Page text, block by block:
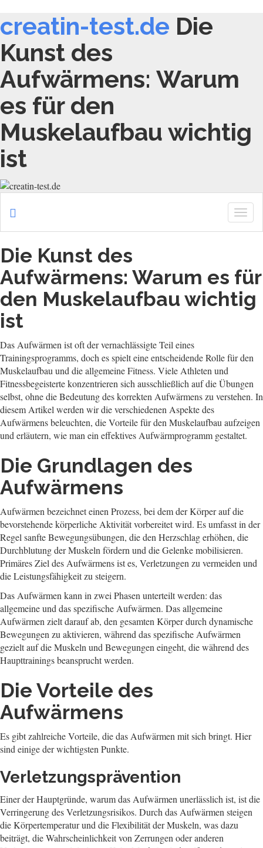
creatin-test.de Die
Kunst des
Aufwärmens: Warum
es für den
Muskelaufbau wichtig
ist
Die Kunst des
Aufwärmens: Warum es für
den Muskelaufbau wichtig
ist
Das Aufwärmen ist oft der vernachlässigte Teil eines
Trainingsprogramms, doch es spielt eine entscheidende Rolle für den
Muskelaufbau und die allgemeine Fitness. Viele Athleten und
Fitnessbegeisterte konzentrieren sich ausschließlich auf die Übungen
selbst, ohne die Bedeutung des korrekten Aufwärmens zu verstehen. In
diesem Artikel werden wir die verschiedenen Aspekte des
Aufwärmens beleuchten, die Vorteile für den Muskelaufbau aufzeigen
und erläutern, wie man ein effektives Aufwärmprogramm gestaltet.
Die Grundlagen des
Aufwärmens
Aufwärmen bezeichnet einen Prozess, bei dem der Körper auf die
bevorstehende körperliche Aktivität vorbereitet wird. Es umfasst in der
Regel sanfte Bewegungsübungen, die den Herzschlag erhöhen, die
Durchblutung der Muskeln fördern und die Gelenke mobilisieren.
Primäres Ziel des Aufwärmens ist es, Verletzungen zu vermeiden und
die Leistungsfähigkeit zu steigern.
Das Aufwärmen kann in zwei Phasen unterteilt werden: das
allgemeine und das spezifische Aufwärmen. Das allgemeine
Aufwärmen zielt darauf ab, den gesamten Körper durch dynamische
Bewegungen zu aktivieren, während das spezifische Aufwärmen
gezielt auf die Muskeln und Bewegungen eingeht, die während des
Haupttrainings beansprucht werden.
Die Vorteile des
Aufwärmens
Es gibt zahlreiche Vorteile, die das Aufwärmen mit sich bringt. Hier
sind einige der wichtigsten Punkte.
Verletzungsprävention
Einer der Hauptgründe, warum das Aufwärmen unerlässlich ist, ist die
Verringerung des Verletzungsrisikos. Durch das Aufwärmen steigen
die Körpertemperatur und die Flexibilität der Muskeln, was dazu
beiträgt, die Wahrscheinlichkeit von Zerrungen oder anderen